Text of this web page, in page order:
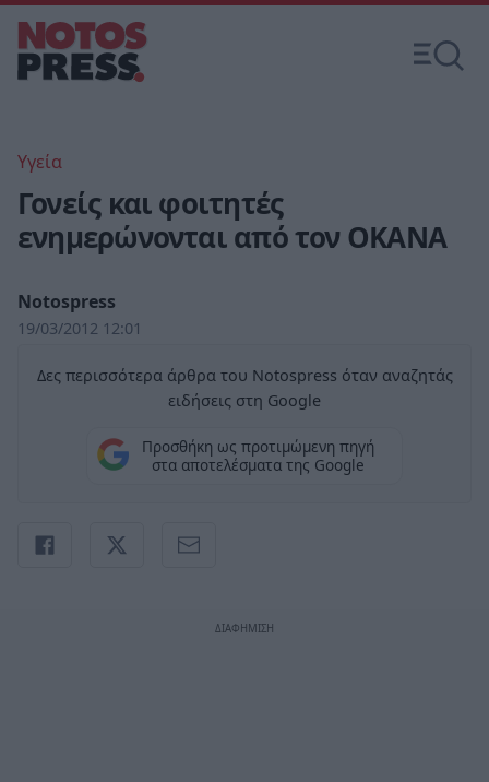
Υγεία
Γονείς και φοιτητές
ενημερώνονται από τον ΟΚΑΝΑ
Notospress
19/03/2012 12:01
Δες περισσότερα άρθρα του Notospress όταν αναζητάς
ειδήσεις στη Google
Προσθήκη ως προτιμώμενη πηγή
στα αποτελέσματα της Google